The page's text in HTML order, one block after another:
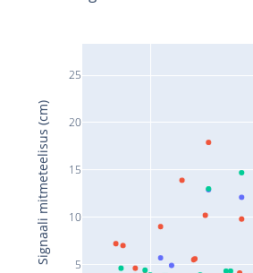
5
10
15
20
25
Signaali mitmeteelisus (cm)